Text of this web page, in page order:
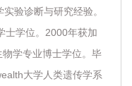
验诊断与研究经验。
士学位。2000年获加
学专业博士学位。毕
大学人类遗传学系